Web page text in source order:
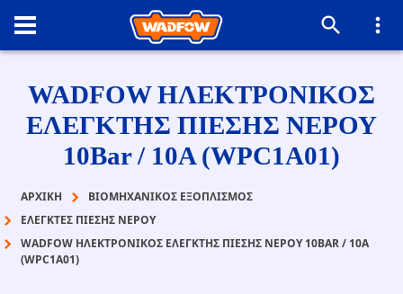
WADFOW ΗΛΕΚΤΡΟΝΙΚΟΣ
ΕΛΕΓΚΤΗΣ ΠΙΕΣΗΣ ΝΕΡΟΥ
10Bar / 10A (WPC1A01)
ΑΡΧΙΚΉ
ΒΙΟΜΗΧΑΝΙΚΟΣ ΕΞΟΠΛΙΣΜΟΣ
ΕΛΕΓΚΤΕΣ ΠΙΕΣΗΣ ΝΕΡΟΥ
WADFOW ΗΛΕΚΤΡΟΝΙΚΟΣ ΕΛΕΓΚΤΗΣ ΠΙΕΣΗΣ ΝΕΡΟΥ 10BAR / 10A
(WPC1A01)